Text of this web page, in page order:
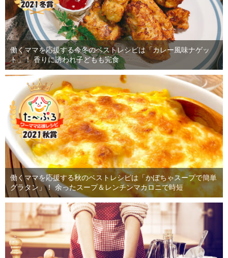
働くママを応援する今冬のベストレシピは「カレー風味ナゲッ
ト」！ 香りに誘われ子どもも完食
働くママを応援する秋のベストレシピは「かぼちゃスープで簡単
グラタン」！ 余ったスープ＆レンチンマカロニで時短